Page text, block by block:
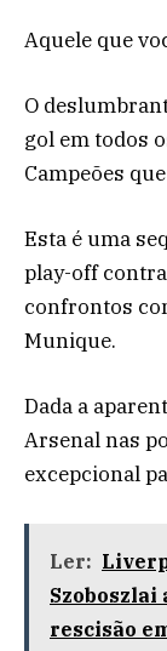
Aquele que
O
gol em todos
Campeões
Esta é uma
play-off
confrontos
Munique.
Dada a
Arsenal nas
excepcional
Ler:
Szoboszlai
rescisão